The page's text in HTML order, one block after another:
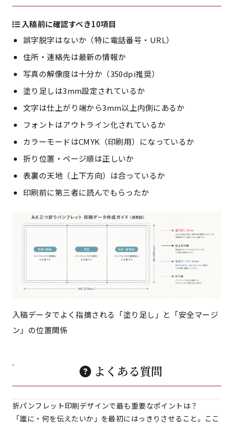
入稿前に確認すべき10項目
誤字脱字はないか（特に電話番号・URL）
住所・連絡先は最新の情報か
写真の解像度は十分か（350dpi推奨）
塗り足しは3mm設定されているか
文字は仕上がり端から3mm以上内側にあるか
フォントはアウトライン化されているか
カラーモードはCMYK（印刷用）になっているか
折り位置・ページ順は正しいか
表裏の天地（上下方向）は合っているか
印刷前に第三者に読んでもらったか
入稿データでよく指摘される「塗り足し」と「安全マージ
ン」の位置関係
よくある質問
折パンフレット印刷デザインで最も重要なポイントは？
「誰に・何を伝えたいか」を最初にはっきりさせること。ここ